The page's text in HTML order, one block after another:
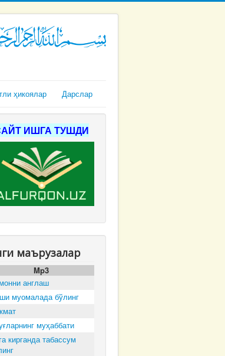
ҳикоялар Дарслар
ИШГА ТУШДИ
маърузалар
Mp3
англаш
муомалада бўлинг
муҳаббати
кирганда табассум